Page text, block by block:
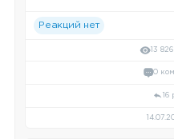
Реакций нет
13
0
16